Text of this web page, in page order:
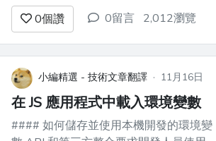
是在學習新的東西並創造有影響力的東
西。這意味著生產力在他們的成功之路上
發揮著重要作用。 網路上有許多我們可
以遵循的技術來提高我們的生產力。
Chrome 擴充功能就是這樣一種技術，它
使我們能夠提高我們致力於技術...
0個讚 0留言 2,012瀏覽
小編精選 - 技術文章翻譯 · 11月16日
在 JS 應用程式中載入環境變數
#### 如何儲存並使用本機開發的環境變